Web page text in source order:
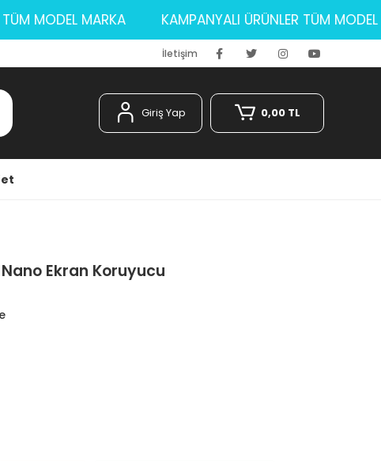
TÜM MODEL MARKA KAMPANYALI ÜRÜNLER TÜM
İletişim
Giriş Yap 0,00 TL
Ekran Koruyucu